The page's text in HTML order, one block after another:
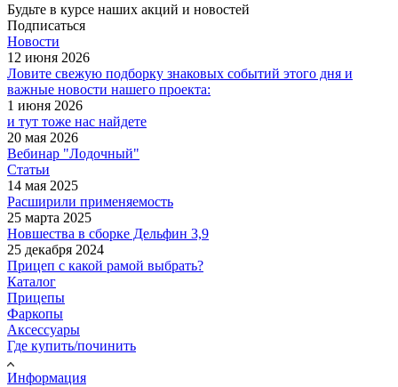
Будьте в курсе наших акций и новостей
Подписаться
Новости
12 июня 2026
Ловите свежую подборку знаковых событий этого дня и
важные новости нашего проекта:
1 июня 2026
и тут тоже нас найдете
20 мая 2026
Вебинар "Лодочный"
Статьи
14 мая 2025
Расширили применяемость
25 марта 2025
Новшества в сборке Дельфин 3,9
25 декабря 2024
Прицеп с какой рамой выбрать?
Каталог
Прицепы
Фаркопы
Аксессуары
Где купить/починить
Информация